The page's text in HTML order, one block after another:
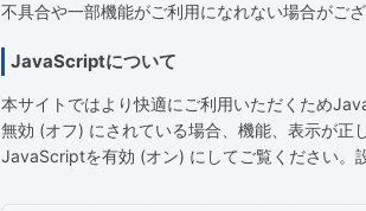
不具合や一部機能がご利用になれない場合がご
JavaScriptについて
本サイトではより快適にご利用いただくため
無効 (オフ) にされている場合、機能、表示が正
JavaScriptを有効 (オン) にしてご覧ください。